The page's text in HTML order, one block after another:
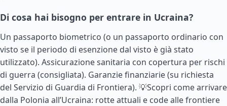
Di cosa hai bisogno per entrare in Ucraina?
Un passaporto biometrico (o un passaporto ordinario con
visto se il periodo di esenzione dal visto è già stato
utilizzato). Assicurazione sanitaria con copertura per rischi
di guerra (consigliata). Garanzie finanziarie (su richiesta
del Servizio di Guardia di Frontiera). 💡Scopri come arrivare
dalla Polonia all’Ucraina: rotte attuali e code alle frontiere